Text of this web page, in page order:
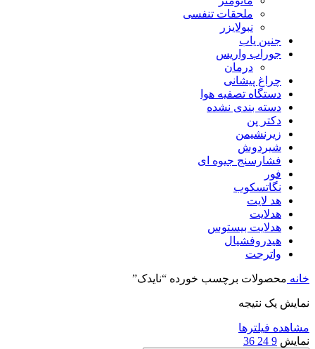
ملحقات تنفسی
نبولایزر
جنین یاب
جوراب واریس
درمان
چراغ پیشانی
دستگاه تصفیه هوا
دسته بندی نشده
دکتر پن
زیرنشیمن
شیردوش
فشارسنج جیوه ای
فور
نگاتسکوب
هد لایت
هدلایت
هدلایت بیستوس
هیدروفشیال
واترجت
خانه محصولات برچسب خورده “نایدک”
نمایش یک نتیجه
مشاهده فیلترها
نمایش 9
24
36